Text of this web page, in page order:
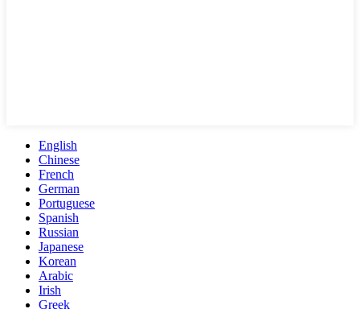
English
Chinese
French
German
Portuguese
Spanish
Russian
Japanese
Korean
Arabic
Irish
Greek